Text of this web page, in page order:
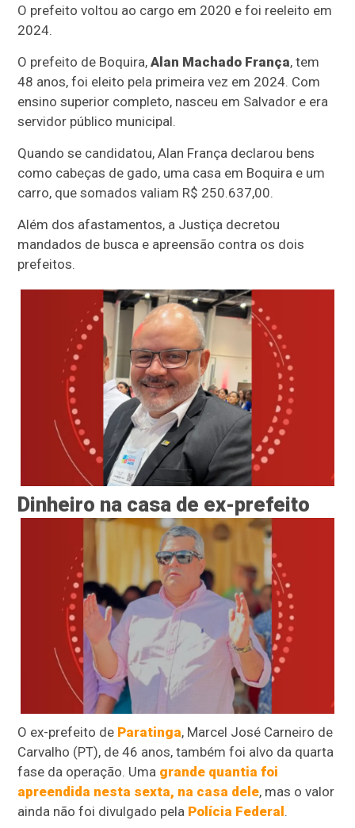
O prefeito voltou ao cargo em 2020 e foi reeleito em
2024.
O prefeito de Boquira,Alan Machado França, tem
48 anos, foi eleito pela primeira vez em 2024. Com
ensino superior completo, nasceu em Salvador e era
servidor público municipal.
Quando se candidatou, Alan França declarou bens
como cabeças de gado, uma casa em Boquira e um
carro, que somados valiam R$ 250.637,00.
Além dos afastamentos, a Justiça decretou
mandados de busca e apreensão contra os dois
prefeitos.
Dinheiro na casa de ex-prefeito
O ex-prefeito de Paratinga, Marcel José Carneiro de
Carvalho (PT), de 46 anos, também foi alvo da quarta
fase da operação. Uma grande quantia foi
apreendida nesta sexta, na casa dele, mas o valor
ainda não foi divulgado pela Polícia Federal.